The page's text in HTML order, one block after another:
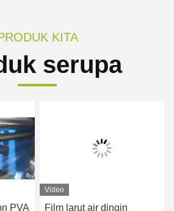
KITA
serupa
PVA
Video
Film larut air dingin